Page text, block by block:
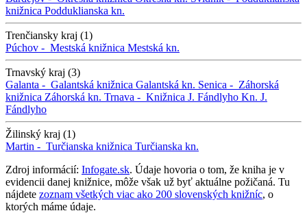
knižnica Podduklianska kn.
Trenčiansky kraj (1)
Púchov - Mestská knižnica Mestská kn.
Trnavský kraj (3)
Galanta - Galantská knižnica Galantská kn. Senica - Záhorská
knižnica Záhorská kn. Trnava - Knižnica J. Fándlyho Kn. J.
Fándlyho
Žilinský kraj (1)
Martin - Turčianska knižnica Turčianska kn.
Zdroj informácií: Infogate.sk. Údaje hovoria o tom, že kniha je v
evidencii danej knižnice, môže však už byť aktuálne požičaná. Tu
nájdete zoznam všetkých viac ako 200 slovenských knižníc, o
ktorých máme údaje.